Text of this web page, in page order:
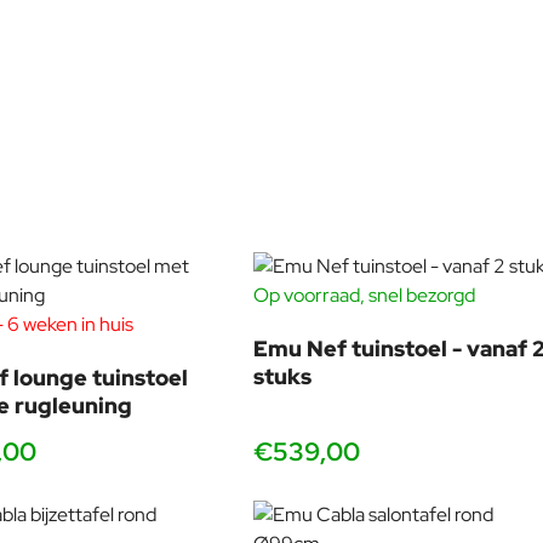
luxe resortmeubilair ervaart. De Antigua wordt geleverd in
chic.
deEmu Antigua bijzettafelvoor een complete
weken in huis
lounge tuinstoel
rugleuning
vanaf 2 stuks
Op voorraad, snel bezorgd
Emu Nef tuinstoel - vanaf
stuks
€539,00